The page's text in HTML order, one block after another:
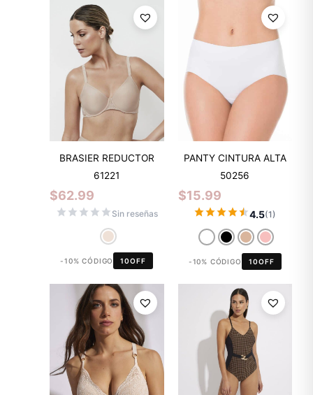
BRASIER REDUCTOR
61221
$62.99
Sin reseñas
-10% CÓDIGO 10OFF
PANTY CINTURA ALTA
50256
$15.99
4.5(1)
-10% CÓDIGO 10OFF